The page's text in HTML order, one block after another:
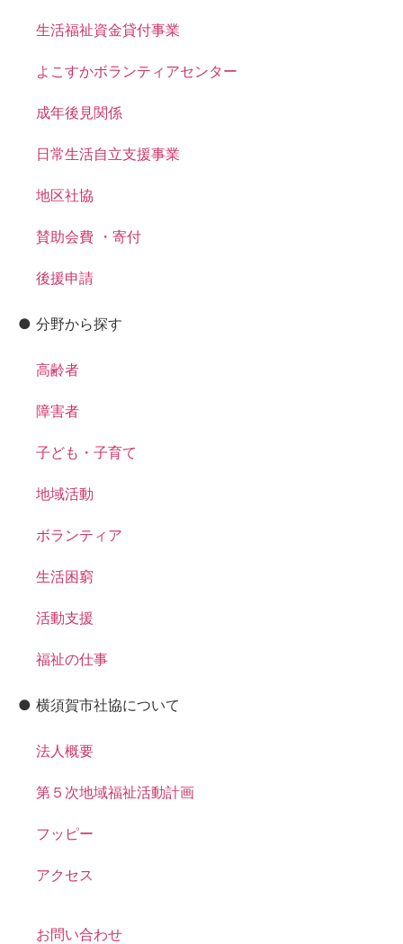
生活福祉資金貸付事業
よこすかボランティアセンター
成年後見関係
日常生活自立支援事業
地区社協
賛助会費 ・寄付
後援申請
● 分野から探す
高齢者
障害者
子ども・子育て
地域活動
ボランティア
生活困窮
活動支援
福祉の仕事
● 横須賀市社協について
法人概要
第５次地域福祉活動計画
フッピー
アクセス
お問い合わせ